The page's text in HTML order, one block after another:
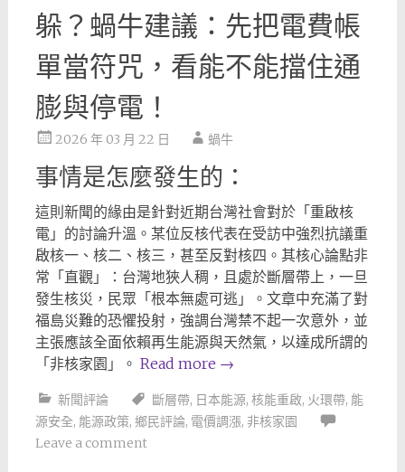
躲？蝸牛建議：先把電費帳
單當符咒，看能不能擋住通
膨與停電！
2026 年 03 月 22 日 蝸牛
事情是怎麼發生的：
這則新聞的緣由是針對近期台灣社會對於「重啟核
電」的討論升溫。某位反核代表在受訪中強烈抗議重
啟核一、核二、核三，甚至反對核四。其核心論點非
常「直觀」：台灣地狹人稠，且處於斷層帶上，一旦
發生核災，民眾「根本無處可逃」。文章中充滿了對
福島災難的恐懼投射，強調台灣禁不起一次意外，並
主張應該全面依賴再生能源與天然氣，以達成所謂的
「非核家園」。 Read more →
新聞評論 斷層帶, 日本能源, 核能重啟, 火環帶, 能
源安全, 能源政策, 鄉民評論, 電價調漲, 非核家園
Leave a comment